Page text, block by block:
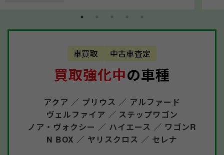
車買取 中古車査定
買取強化中の車種
アクア ／ プリウス ／ アルファード
ヴェルファイア ／ ステップワゴン
ノア・ヴォクシー ／ ハイエース ／ ワゴンR
N BOX ／ ヤリスクロス ／ セレナ